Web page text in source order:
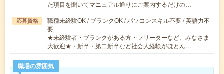
た項目を聞いてマニュアル通りにご案内するだけの…
応募資格
職種未経験OK / ブランクOK / パソコンスキル不要 / 英語力不
要
★未経験者・ブランクがある方・フリーターなど、みなさま
大歓迎★・新卒・第二新卒など社会人経験がほとん…
職場の雰囲気